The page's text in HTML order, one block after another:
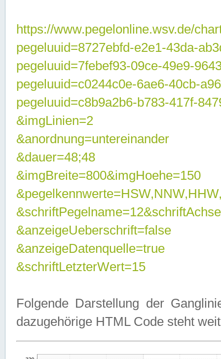
https://www.pegelonline.wsv.de/
pegeluuid=8727ebfd-e2e1-43da-
pegeluuid=7febef93-09ce-49e9-
pegeluuid=c0244c0e-6ae6-40cb-
pegeluuid=c8b9a2b6-b783-417f-
&imgLinien=2
&anordnung=untereinander
&dauer=48;48
&imgBreite=800&imgHoehe=150
&anzeigeUeberschrift=false
&anzeigeDatenquelle=true
&schriftLetzterWert=15
Folgende Darstellung der
dazugehörige HTML Code steht